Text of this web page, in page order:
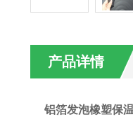
产品详情
铝箔发泡橡塑保